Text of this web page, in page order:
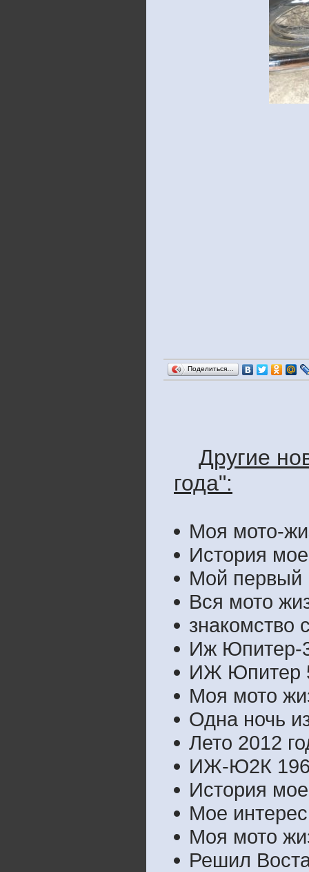
Поделиться…
Другие
года":
Моя мото-
История
Мой первый
Вся мото
знакомство
Иж Юпитер-
ИЖ Юпитер
Моя мото
Одна ночь
Лето 2012
ИЖ-Ю2К
История
Мое
Моя мото
Решил